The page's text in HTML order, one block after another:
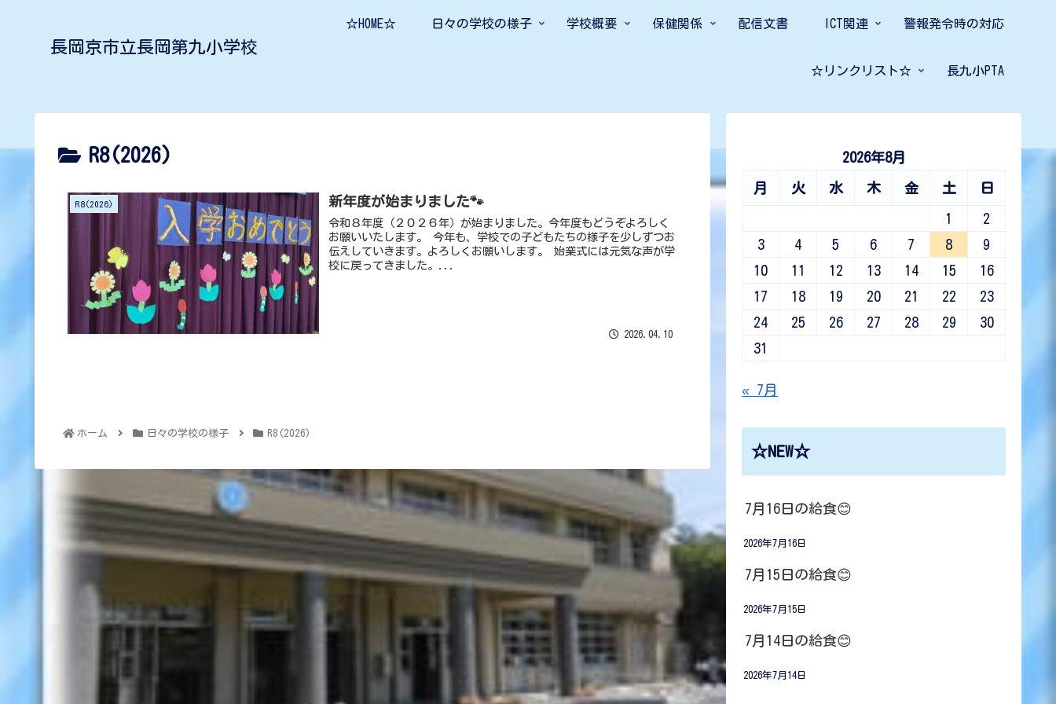
長岡京市立長岡第九小学校
☆HOME☆ 日々の学校の様子 学校概要 保健関係 配信文書 ICT関連 警報発令時の対応
☆リンクリスト☆ 長九小PTA
R8(2026)
R8(2026) 新年度が始まりました🐾
令和８年度（２０２６年）が始まりました。今年度もどうぞよろしく
お願いいたします。 今年も、学校での子どもたちの様子を少しずつお
伝えしていきます。よろしくお願いします。 始業式には元気な声が学
校に戻ってきました。...
2026.04.10
ホーム 日々の学校の様子 R8(2026)
2026年8月
月 火 水 木 金 土 日
1
2
3
4 5 6 7 8
9
10
11 12 13 14 15
16
17
18 19 20 21 22
23
24
25 26 27 28 29
30
31
« 7月
☆NEW☆
7月16日の給食😊
2026年7月16日
7月15日の給食😊
2026年7月15日
7月14日の給食😊
2026年7月14日